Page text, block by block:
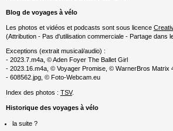
Blog de voyages à vélo
Les photos et vidéos et podcasts sont sous licence
(Attribution - Pas d'utilisation commerciale - Partage dans
Exceptions (extrait musical/audio) :
- 2023.7.m4a, © Aden Foyer The Ballet Girl
- 2023.16.m4a, © Voyager Promise, © WarnerBros Matrix
- 608562.jpg, © Foto-Webcam.eu
Index des photos : TSV.
Historique des voyages à vélo
la suite ?